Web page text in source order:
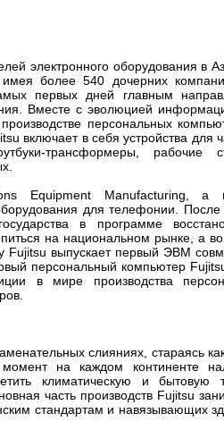
электронного оборудования в
более 540 дочерних
первых дней главным
Вместе с эволюцией
персональных
включает в себя устройства для
трансформеры, рабочие
Equipment Manufacturing, а
для телефонии. После
в программе
на национальном рынке, а
Fujitsu выпускает первый ЭВМ
персональный компьютер
в мире производства
слияниях, стараясь
на каждом континенте
климатическую и бытовую
часть производств Fujitsu
стандартам и навязывающих